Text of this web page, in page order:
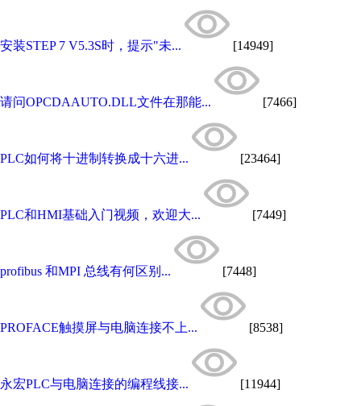
安装STEP 7 V5.3S时，提示"未... [14949]
请问OPCDAAUTO.DLL文件在那能... [7466]
PLC如何将十进制转换成十六进... [23464]
PLC和HMI基础入门视频，欢迎大... [7449]
profibus 和MPI 总线有何区别... [7448]
PROFACE触摸屏与电脑连接不上... [8538]
永宏PLC与电脑连接的编程线接... [11944]